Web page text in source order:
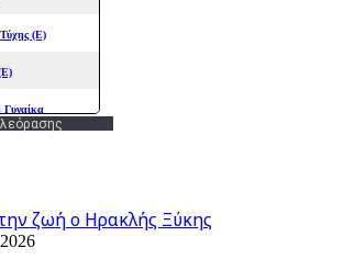
ζωή o Ηρακλής Ξύκης